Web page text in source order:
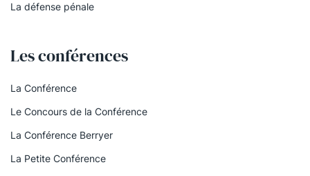
La défense pénale
Les conférences
La Conférence
Le Concours de la Conférence
La Conférence Berryer
La Petite Conférence